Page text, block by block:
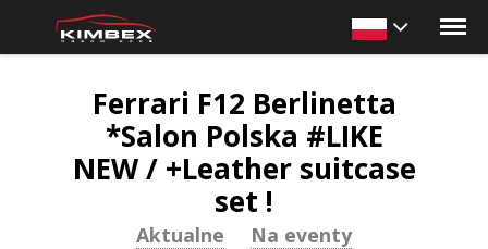
Ferrari F12 Berlinetta
*Salon Polska #LIKE
NEW / +Leather suitcase
set !
Aktualne Na eventy